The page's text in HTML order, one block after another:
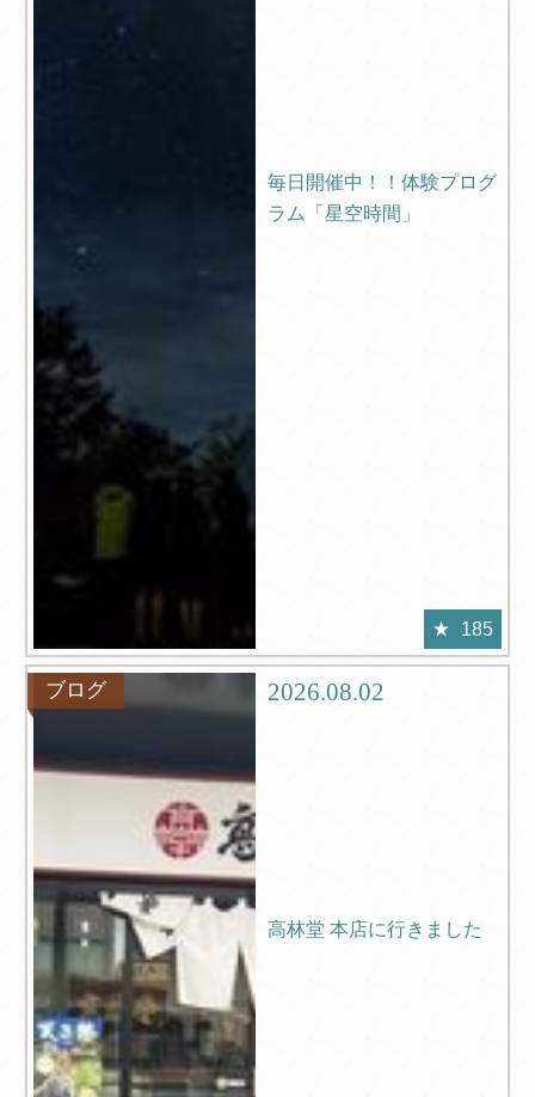
毎日開催中！！体験プログ
ラム「星空時間」
185
ブログ 2026.08.02
高林堂 本店に行きました